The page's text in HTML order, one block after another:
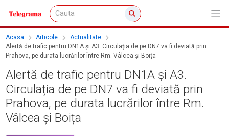
Acasa Articole
Actualitate
Alertă de trafic pentru DN1A și A3. Circulația de pe DN7 va fi deviată prin
Prahova, pe durata lucrărilor între Rm. Vâlcea și Boița
Alertă de trafic pentru DN1A și A3.
Circulația de pe DN7 va fi deviată prin
Prahova, pe durata lucrărilor între Rm.
Vâlcea și Boița